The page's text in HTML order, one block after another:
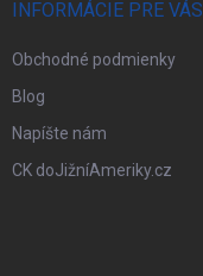
INFORMÁCIE PRE VÁS
Obchodné podmienky
Blog
Napíšte nám
CK doJižníAmeriky.cz